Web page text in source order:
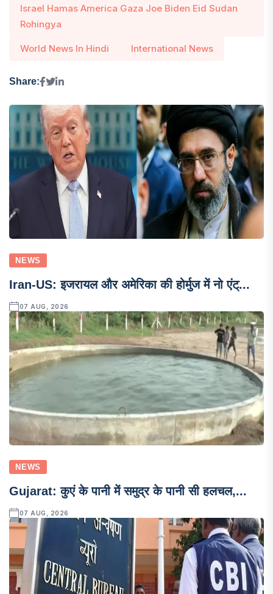
Israel Hamas America Gaza Joe Biden Eid Sudan
Rohingya
World News In Hindi International News
Share:
NEWS
Iran-US: इजरायल और अमेरिका की होर्मुज में नो एंट्...
07 AUG, 2026
NEWS
Gujarat: कुएं के पानी में समुद्र के पानी सी हलचल,...
07 AUG, 2026